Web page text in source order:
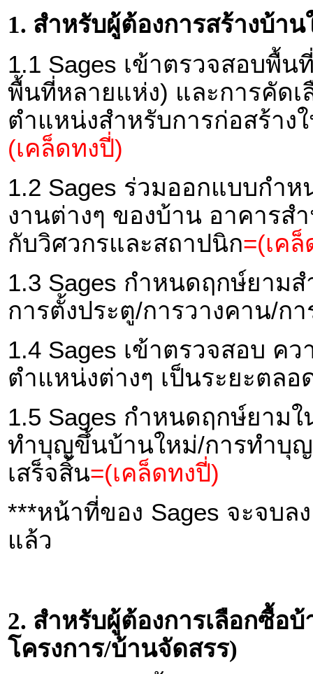
1. สำหรับผู้ต้องการสร้างบ้า
1.1 Sages เข้าตรวจสอบพื้
พื้นที่หลายแห่ง) และการคัดเ
ตำแหน่งสำหรับการก่อสร้า
(เคล็ดทงปี่)
1.2 Sages ร่วมออกแบบกำ
งานต่างๆ ของบ้าน อาคารส
กับวิศวกรและสถาปนิก=(เค
1.3 Sages กำหนดฤกษ์ยามส
การตั้งประตู/การวางคาน/ก
1.4 Sages เข้าตรวจสอบ ค
ตำแหน่งต่างๆ เป็นระยะตลอ
1.5 Sages กำหนดฤกษ์ยามใ
ทำบุญขึ้นบ้านใหม่/การทำบุญ
เสร็จสิ้น=(เคล็ดทงปี่)
***หน้าที่ของ Sages จะจบล
แล้ว
2. สำหรับผู้ต้องการเลือกซื้อ
โครงการ/บ้านจัดสรร)